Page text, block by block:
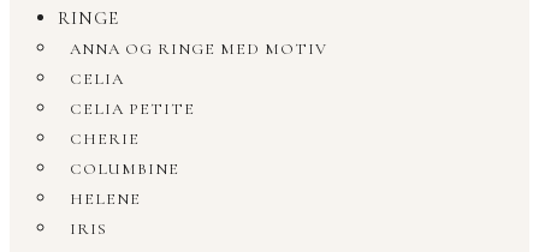
RINGE
ANNA OG RINGE MED MOTIV
CELIA
CELIA PETITE
CHERIE
COLUMBINE
HELENE
IRIS